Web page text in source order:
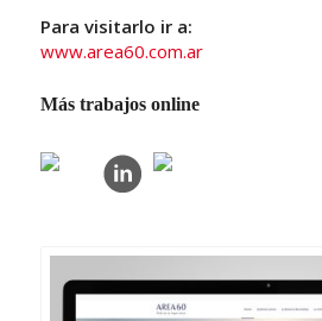
Para visitarlo ir a:
www.area60.com.ar
Más trabajos online